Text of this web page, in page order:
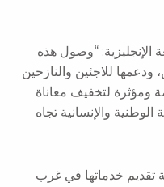
الإنجليزية: “وصول هذه
للاجئين والنازحين
ومؤثرة لتخفيف معاناة
والإنسانية تجاه
تقديم خدماتها في غرب